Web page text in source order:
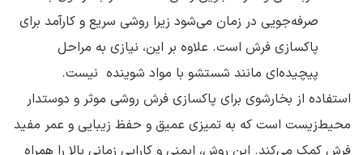
صرفه‌جویی در زمان می‌شود زیرا روشی سریع و کارآمد برای
پاکسازی فرش است. علاوه بر این، نیازی به مراحل
پیچیده‌ای مانند شستشو با مواد شوینده نیست.
استفاده از بخارشوی برای پاکسازی فرش روشی موثر و دوستدار
محیط‌زیست است که به تمیزی عمیق و حفظ زیبایی و عمر مفید
فرش کمک می‌کند. این روش، ایمنی و کارایی زمانی بالا را همراه